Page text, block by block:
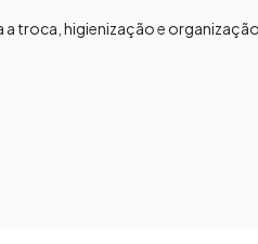
troca, higienização e